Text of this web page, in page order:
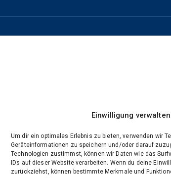
Einwilligung verwalten
Um dir ein optimales Erlebnis zu bieten, verwenden wir
Geräteinformationen zu speichern und/oder darauf
Technologien zustimmst, können wir Daten wie das
IDs auf dieser Website verarbeiten. Wenn du deine
zurückziehst, können bestimmte Merkmale und